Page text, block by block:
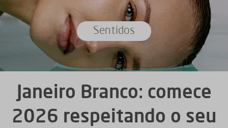
Sentidos
Janeiro Branco: comece
2026 respeitando o seu